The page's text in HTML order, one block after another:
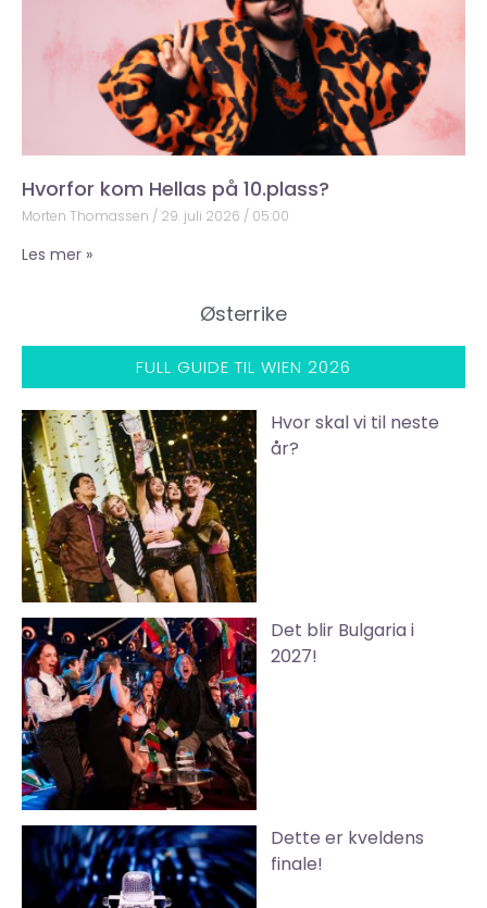
Hvorfor kom Hellas på 10.plass?
Morten Thomassen 29. juli 2026 05:00
Les mer »
Østerrike
FULL GUIDE TIL WIEN 2026
Hvor skal vi til neste
år?
Det blir Bulgaria i
2027!
Dette er kveldens
finale!